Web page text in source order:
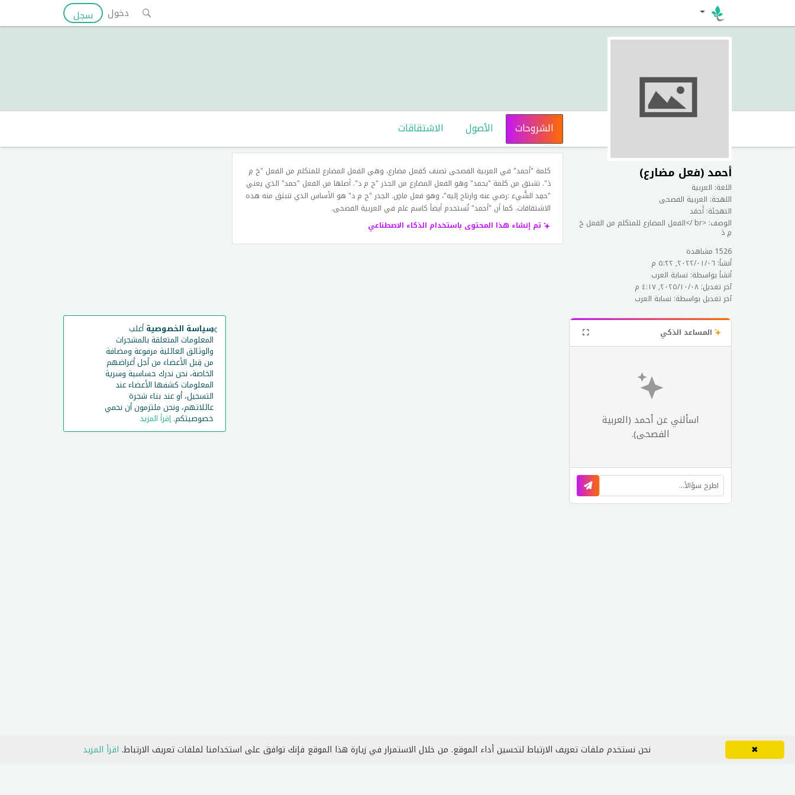
دخول سجل
أحمد (فعل مضارع)
اللغة: العربية
اللهجة: العربية الفصحى
التهجئة: أَحمَد
الوصف: <br />الفعل المضارع للمتكلم من الفعل حَ
مِ دَ
1526 مشاهدة
أنشأ: ٠٦‏/٠١‏/٢٠٢٢, ٥:٢٢ م
أنشأ بواسطة: نسابة العرب
آخر تغديل: ٠٨‏/١٠‏/٢٠٢٥, ٤:١٧ م
آخر تغديل بواسطة: نسابة العرب
المساعد الذكي
اسألني عن أحمد (العربية
الفصحى).
الشروحات الأصول الاشتقاقات
كلمة "أحمد" في العربية الفصحى تصنف كفعل مضارع، وهي الفعل المضارع للمتكلم من الفعل "حَ مِ
دَ". تشتق من كلمة "يحمد" وهو الفعل المضارع من الجذر "ح م د". أصلها من الفعل "حمد" الذي يعني
"حمِد الشَّيءَ :رضي عنه وارتاح إليه"، وهو فعل ماضٍ. الجذر "ح م د" هو الأساس الذي تنبثق منه هذه
الاشتقاقات. كما أن "أحمد" تُستخدم أيضاً كاسم علم في العربية الفصحى.
تم إنشاء هذا المحتوى باستخدام الذكاء الاصطناعي
سياسة الخصوصيةأغلب
المعلومات المتعلقة بالمشجرات
والوثائق العائلية مرفوعة ومضافة
من قِبل الأعضاء من أجل أغراضهم
الخاصة، نحن ندرك حساسية وسرية
المعلومات كشفها الأعضاء عند
التسجيل، أو عند بناء شجرة
عائلاتهم، ونحن ملتزمون أن نحمي
خصوصيتكم.إقرأ المزيد
×
✖ نحن نستخدم ملفات تعريف الارتباط لتحسين أداء الموقع. من خلال الاستمرار في زيارة هذا الموقع فإنك توافق على استخدامنا لملفات تعريف الارتباط. اقرأ المزيد